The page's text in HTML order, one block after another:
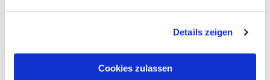
Details zeigen
Cookies zulassen
genauso. Hier ist es wichtig, den Kolben bis zum
Anschlag nach unten zu drücken, damit die
Tablette freigesetzt wird.